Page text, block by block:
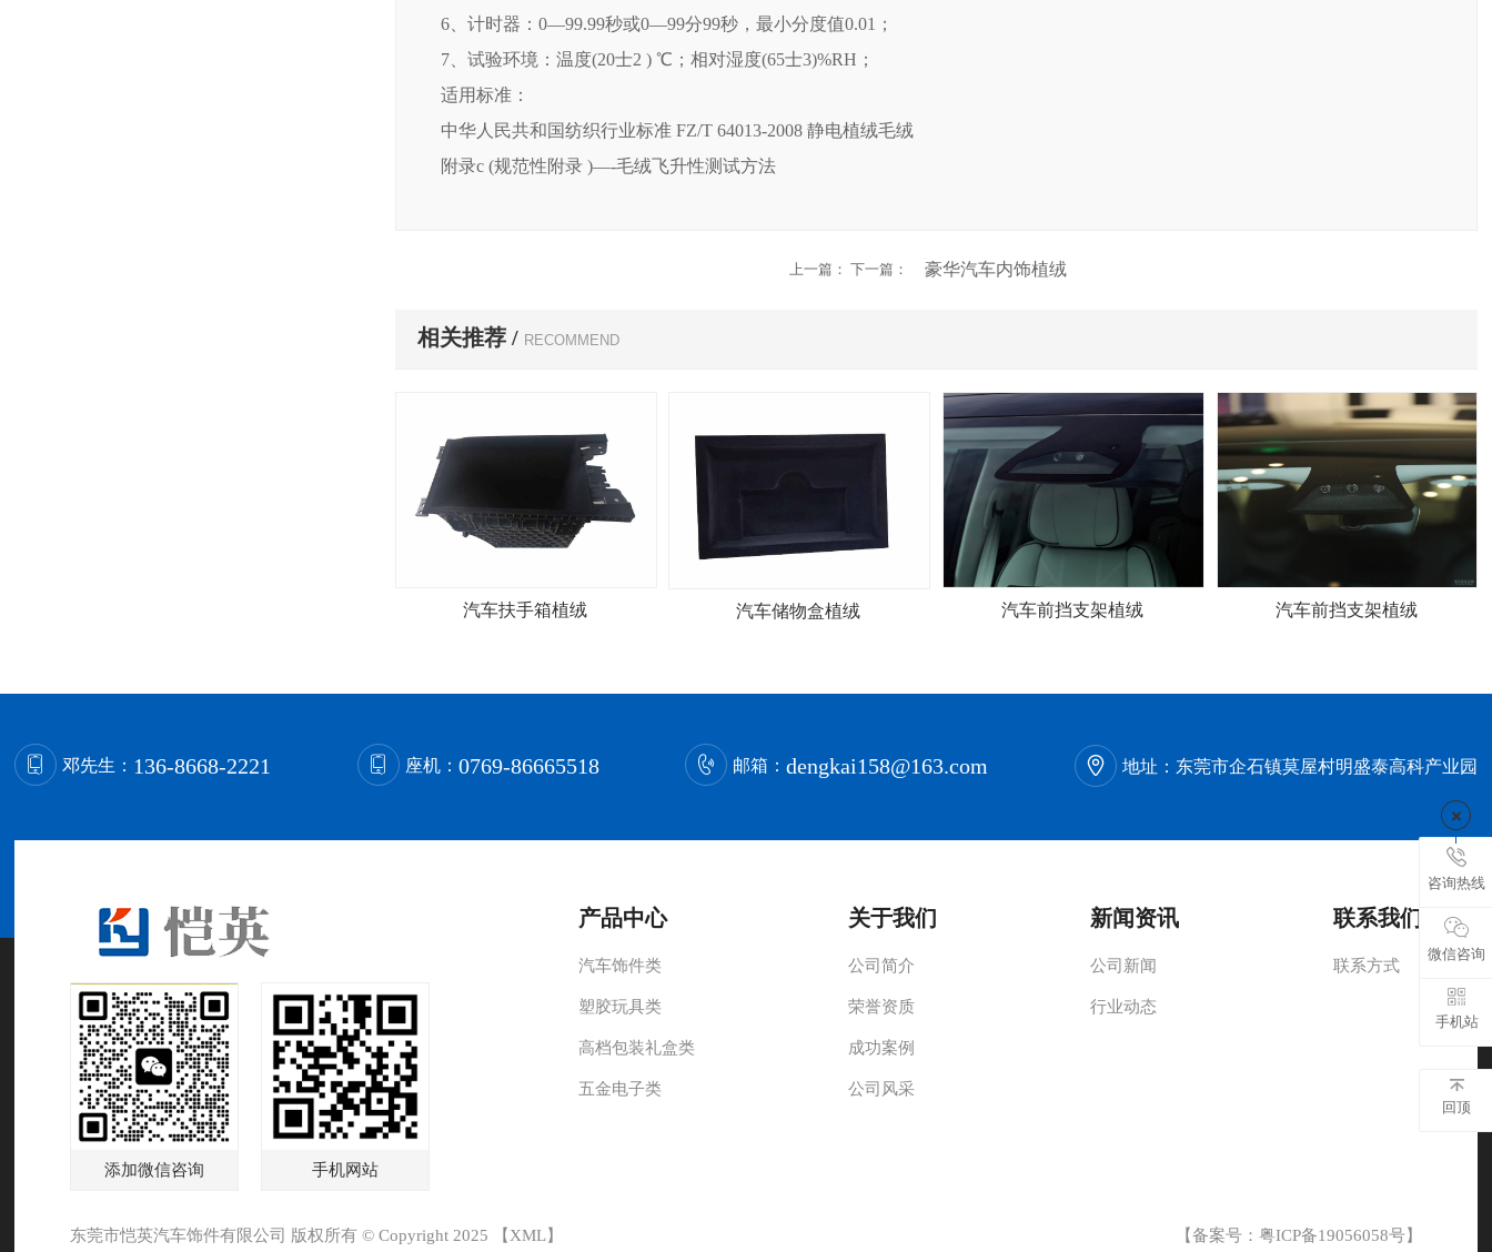
6、计时器：0—99.99秒或0—99分99秒，最小分度值0.01；
7、试验环境：温度(20士2 ) ℃；相对湿度(65士3)%RH；
适用标准：
中华人民共和国纺织行业标准 FZ/T 64013-2008 静电植绒毛绒
附录c (规范性附录 )—-毛绒飞升性测试方法
上一篇： 下一篇： 豪华汽车内饰植绒
相关推荐 / RECOMMEND
汽车扶手箱植绒 汽车储物盒植绒 汽车前挡支架植绒 汽车前挡支架植绒
邓先生： 136-8668-2221 座机： 0769-86665518 邮箱：dengkai158@163.com 地址： 东莞市企石镇莫屋村明盛泰高科产业园
添加微信咨询 手机网站
产品中心
汽车饰件类
塑胶玩具类
高档包装礼盒类
五金电子类
关于我们
公司简介
荣誉资质
成功案例
公司风采
新闻资讯
公司新闻
行业动态
联系我们
联系方式
东莞市恺英汽车饰件有限公司 版权所有 © Copyright 2025 【XML】 【备案号： 粤ICP备19056058号】
咨询热线
微信咨询
手机站
回顶